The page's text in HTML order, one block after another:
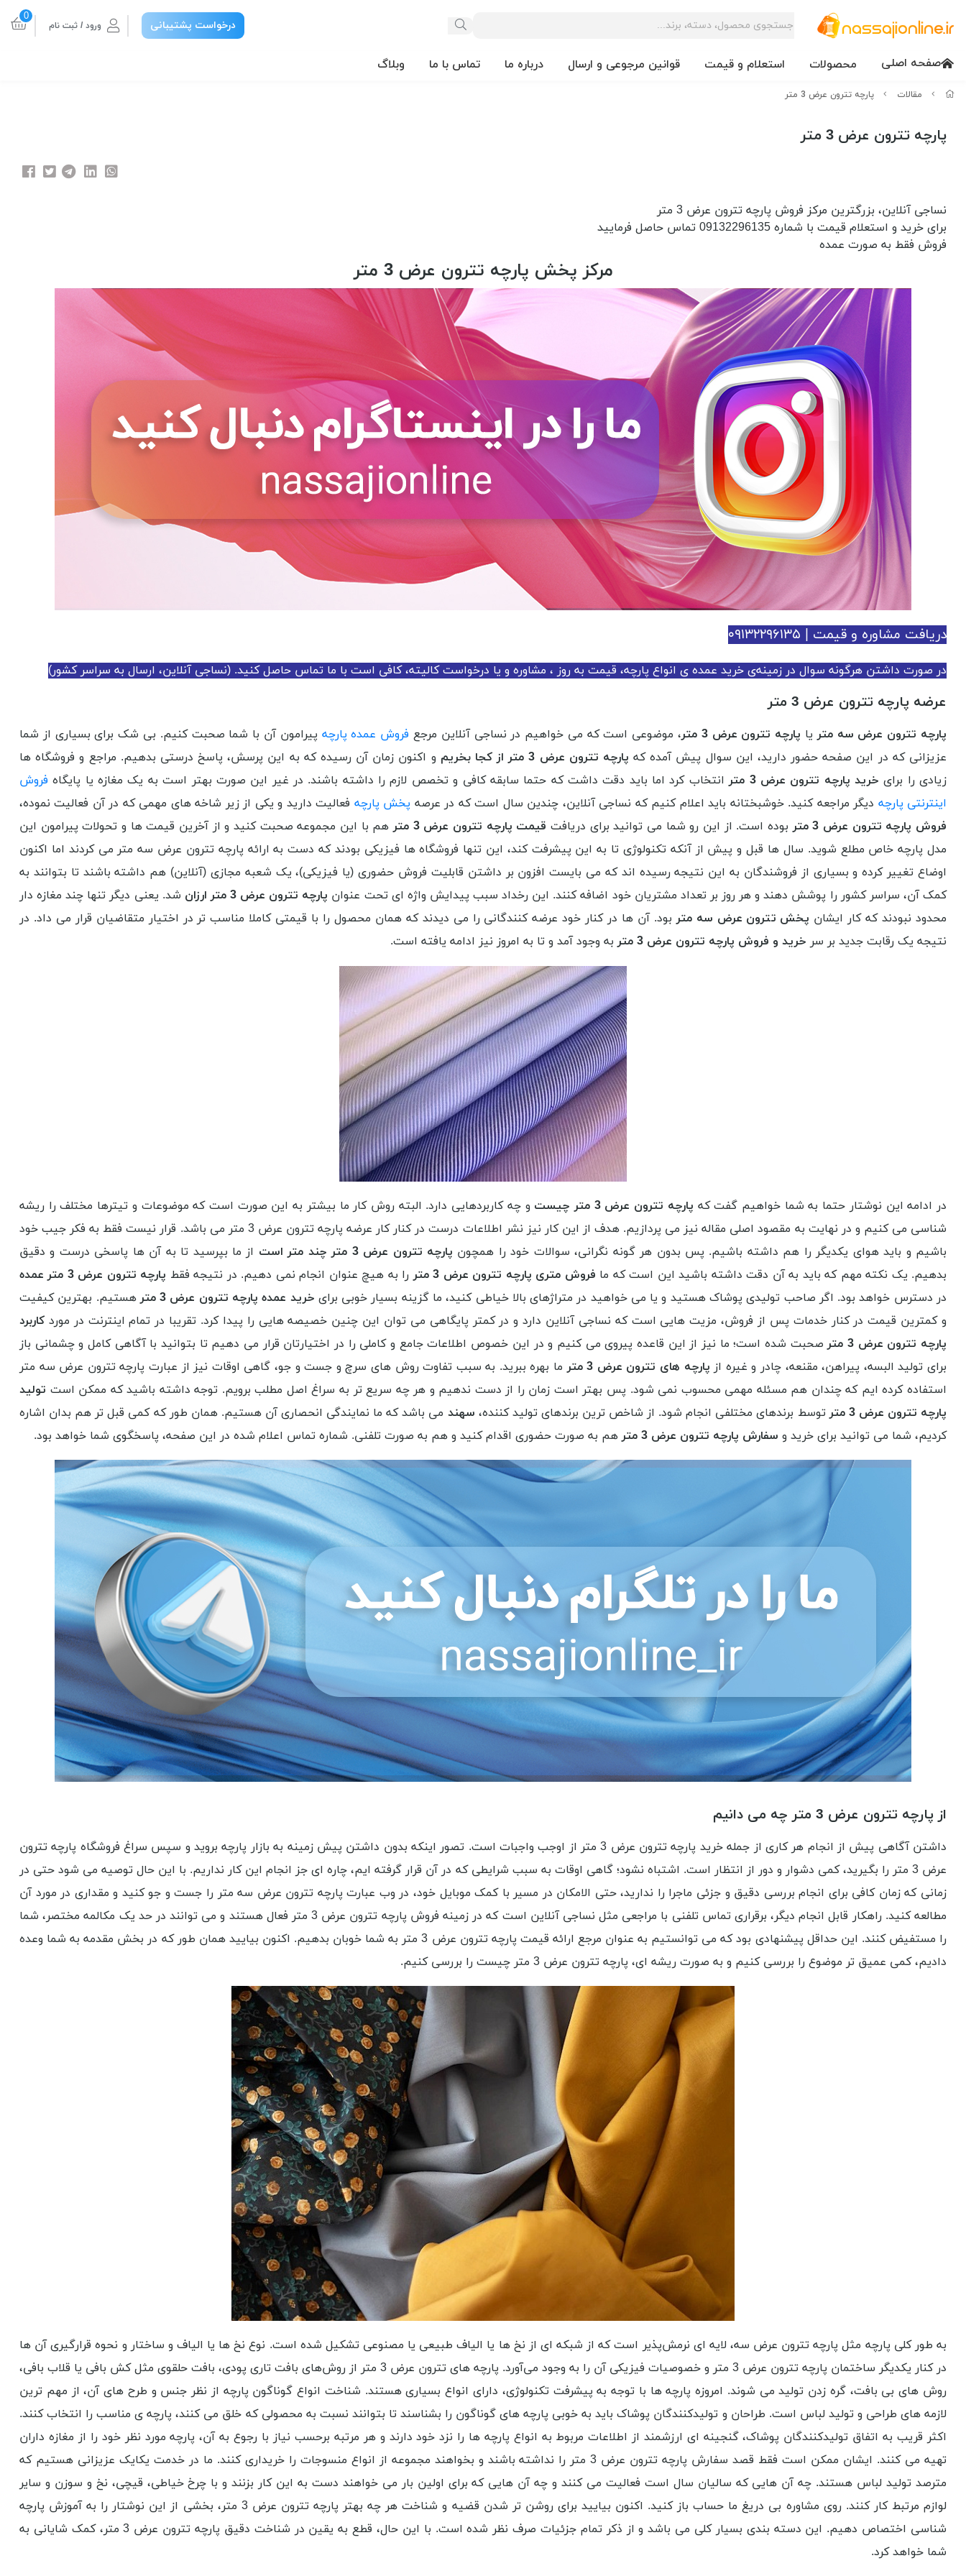
درخواست پشتیبانی ورود / ثبت نام
0
صفحه اصلی محصولات استعلام و قیمت قوانین مرجوعی و ارسال درباره ما تماس با ما وبلاگ
مقالات پارچه تترون عرض 3 متر
پارچه تترون عرض 3 متر
نساجی آنلاین، بزرگترین مرکز فروش پارچه تترون عرض 3 متر
برای خرید و استعلام قیمت با شماره 09132296135 تماس حاصل فرمایید
فروش فقط به صورت عمده
مرکز پخش پارچه تترون عرض 3 متر
دریافت مشاوره و قیمت | ۰۹۱۳۲۲۹۶۱۳۵
در صورت داشتن هرگونه سوال در زمینه‌ی خرید عمده ی انواع پارچه، قیمت به روز ، مشاوره و یا درخواست کالیته، کافی است با ما تماس حاصل کنید. (نساجی آنلاین، ارسال به سراسر کشور)
عرضه پارچه تترون عرض 3 متر
پارچه تترون عرض سه متر یا پارچه تترون عرض 3 متر ، موضوعی است که می خواهیم در نساجی آنلاین مرجع فروش عمده پارچه پیرامون آن با شما صحبت کنیم. بی شک برای بسیاری از شما
عزیزانی که در این صفحه حضور دارید، این سوال پیش آمده که پارچه تترون عرض 3 متر از کجا بخریم
و اکنون زمان آن رسیده که به این پرسش، پاسخ درستی بدهیم. مراجع و فروشگاه ها
زیادی را برای خرید پارچه تترون عرض 3 متر انتخاب کرد اما باید دقت داشت که حتما سابقه کافی و تخصص لازم را داشته باشند. در غیر این صورت بهتر است به یک مغازه یا پایگاه فروش
اینترنتی پارچه دیگر مراجعه کنید. خوشبختانه باید اعلام کنیم که نساجی آنلاین، چندین سال است که در عرصه پخش پارچه فعالیت دارید و یکی از زیر شاخه های مهمی که در آن فعالیت نموده،
فروش پارچه تترون عرض 3 متر
بوده است. از این رو شما می توانید برای دریافت قیمت پارچه تترون عرض 3 متر
هم با این مجموعه صحبت کنید و از آخرین قیمت ها و تحولات پیرامون این
مدل پارچه خاص مطلع شوید. سال ها قبل و پیش از آنکه تکنولوژی تا به این پیشرفت کند، این تنها فروشگاه ها فیزیکی بودند که دست به ارائه پارچه تترون عرض سه متر می کردند اما اکنون
اوضاع تغییر کرده و بسیاری از فروشندگان به این نتیجه رسیده اند که می بایست افزون بر داشتن قابلیت فروش حضوری (یا فیزیکی)، یک شعبه مجازی (آنلاین) هم داشته باشند تا بتوانند به
کمک آن، سراسر کشور را پوشش دهند و هر روز بر تعداد مشتریان خود اضافه کنند. این رخداد سبب پیدایش واژه ای تحت عنوان پارچه تترون عرض 3 متر ارزان
شد. یعنی دیگر تنها چند مغازه دار
محدود نبودند که کار ایشان پخش تترون عرض سه متر بود. آن ها در کنار خود عرضه کنندگانی را می دیدند که همان محصول را با قیمتی کاملا مناسب تر در اختیار متقاضیان قرار می داد. در
نتیجه یک رقابت جدید بر سر خرید و فروش پارچه تترون عرض 3 متر به وجود آمد و تا به امروز نیز ادامه یافته است.
در ادامه این نوشتار حتما به شما خواهیم گفت که پارچه تترون عرض 3 متر چیست
و چه کاربردهایی دارد. البته روش کار ما بیشتر به این صورت است که موضوعات و تیترها مختلف را ریشه
شناسی می کنیم و در نهایت به مقصود اصلی مقاله نیز می پردازیم. هدف از این کار نیز نشر اطلاعات درست در کنار کار عرضه پارچه تترون عرض 3 متر می باشد. قرار نیست فقط به فکر جیب خود
باشیم و باید هوای یکدیگر را هم داشته باشیم. پس بدون هر گونه نگرانی، سوالات خود را همچون پارچه تترون عرض 3 متر چند متر است
از ما بپرسید تا به آن ها پاسخی درست و دقیق
بدهیم. یک نکته مهم که باید به آن دقت داشته باشید این است که ما فروش متری پارچه تترون عرض 3 متر را به هیچ عنوان انجام نمی دهیم. در نتیجه فقط پارچه تترون عرض 3 متر عمده
در دسترس خواهد بود. اگر صاحب تولیدی پوشاک هستید و یا می خواهید در متراژهای بالا خیاطی کنید، ما گزینه بسیار خوبی برای خرید عمده پارچه تترون عرض 3 متر
هستیم. بهترین کیفیت
و کمترین قیمت در کنار خدمات پس از فروش، مزیت هایی است که نساجی آنلاین دارد و در کمتر پایگاهی می توان این چنین خصیصه هایی را پیدا کرد. تقریبا در تمام اینترنت در مورد کاربرد
پارچه تترون عرض 3 متر
صحبت شده است؛ ما نیز از این قاعده پیروی می کنیم و در این خصوص اطلاعات جامع و کاملی را در اختیارتان قرار می دهیم تا بتوانید با آگاهی کامل و چشمانی باز
برای تولید البسه، پیراهن، مقنعه، چادر و غیره از پارچه های تترون عرض 3 متر
ما بهره ببرید. به سبب تفاوت روش های سرچ و جست و جو، گاهی اوقات نیز از عبارت پارچه تترون عرض سه متر
استفاده کرده ایم که چندان هم مسئله مهمی محسوب نمی شود. پس بهتر است زمان را از دست ندهیم و هر چه سریع تر به سراغ اصل مطلب برویم. توجه داشته باشید که ممکن است تولید
پارچه تترون عرض 3 متر
توسط برندهای مختلفی انجام شود. از شاخص ترین برندهای تولید کننده، سهند می باشد که ما نمایندگی انحصاری آن هستیم. همان طور که کمی قبل تر هم بدان اشاره
کردیم، شما می توانید برای خرید و سفارش پارچه تترون عرض 3 متر هم به صورت حضوری اقدام کنید و هم به صورت تلفنی. شماره تماس اعلام شده در این صفحه، پاسخگوی شما خواهد بود.
از پارچه تترون عرض 3 متر چه می دانیم
داشتن آگاهی پیش از انجام هر کاری از جمله خرید پارچه تترون عرض 3 متر از اوجب واجبات است. تصور اینکه بدون داشتن پیش زمینه به بازار پارچه بروید و سپس سراغ فروشگاه پارچه تترون
عرض 3 متر را بگیرید، کمی دشوار و دور از انتظار است. اشتباه نشود؛ گاهی اوقات به سبب شرایطی که در آن قرار گرفته ایم، چاره ای جز انجام این کار نداریم. با این حال توصیه می شود حتی در
زمانی که زمان کافی برای انجام بررسی دقیق و جزئی ماجرا را ندارید، حتی الامکان در مسیر با کمک موبایل خود، در وب عبارت پارچه تترون عرض سه متر را جست و جو کنید و مقداری در مورد آن
مطالعه کنید. راهکار قابل انجام دیگر، برقراری تماس تلفنی با مراجعی مثل نساجی آنلاین است که در زمینه فروش پارچه تترون عرض 3 متر فعال هستند و می توانند در حد یک مکالمه مختصر، شما
را مستفیض کنند. این حداقل پیشنهادی بود که می توانستیم به عنوان مرجع ارائه قیمت پارچه تترون عرض 3 متر به شما خوبان بدهیم. اکنون بیایید همان طور که در بخش مقدمه به شما وعده
دادیم، کمی عمیق تر موضوع را بررسی کنیم و به صورت ریشه ای، پارچه تترون عرض 3 متر چیست را بررسی کنیم.
به طور کلی پارچه مثل پارچه تترون عرض سه، لایه ‌ای نرمش‌پذیر است که از شبکه ‌ای از نخ‌ ها یا الیاف طبیعی یا مصنوعی تشکیل شده ‌است. نوع نخ ‌ها یا الیاف و ساختار و نحوه قرارگیری آن‌ ها
در کنار یکدیگر ساختمان پارچه تترون عرض 3 متر و خصوصیات فیزیکی آن را به‌ وجود می‌آورد. پارچه های تترون عرض 3 متر از روش‌های بافت تاری پودی، بافت حلقوی مثل کش ‌بافی یا قلاب بافی،
روش های بی بافت، گره زدن تولید می‌ شوند. امروزه پارچه ‌ها با توجه به پیشرفت تکنولوژی، دارای انواع بسیاری هستند. شناخت انواع گوناگون پارچه از نظر جنس و طرح های آن، از مهم‌ ترین
لازمه ‌های طراحی و تولید لباس است. طراحان و تولیدکنندگان پوشاک باید به خوبی پارچه های گوناگون را بشناسند تا بتوانند نسبت به محصولی که خلق می ‌کنند، پارچه ‌ی مناسب را انتخاب کنند.
اکثر قریب به اتفاق تولیدکنندگان پوشاک، گنجینه ای ارزشمند از اطلاعات مربوط به انواع پارچه ها را نزد خود دارند و هر مرتبه برحسب نیاز با رجوع به آن، پارچه مورد نظر خود را از مغازه داران
تهیه می کنند. ایشان ممکن است فقط قصد سفارش پارچه تترون عرض 3 متر را نداشته باشند و بخواهند مجموعه از انواع منسوجات را خریداری کنند. ما در خدمت یکایک عزیزانی هستیم که
مترصد تولید لباس هستند. چه آن هایی که سالیان سال است فعالیت می کنند و چه آن هایی که برای اولین بار می خواهند دست به این کار بزنند و با چرخ خیاطی، قیچی، نخ و سوزن و سایر
لوازم مرتبط کار کنند. روی مشاوره بی دریغ ما حساب باز کنید. اکنون بیایید برای روشن تر شدن قضیه و شناخت هر چه بهتر پارچه تترون عرض 3 متر، بخشی از این نوشتار را به آموزش پارچه
شناسی اختصاص دهیم. این دسته بندی بسیار کلی می باشد و از ذکر تمام جزئیات صرف نظر شده است. با این حال، قطع به یقین در شناخت دقیق پارچه تترون عرض 3 متر، کمک شایانی به
شما خواهد کرد.